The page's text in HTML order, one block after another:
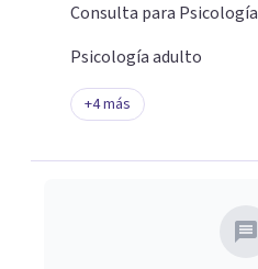
Consulta para Psicología
Psicología adulto
+4más